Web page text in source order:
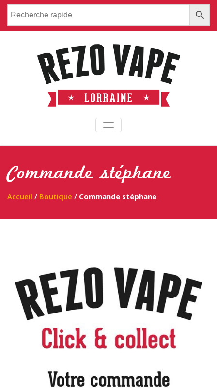
TOGGLE NAVIGATION
Commande stéphane
Accueil / Boutique / Commande stéphane